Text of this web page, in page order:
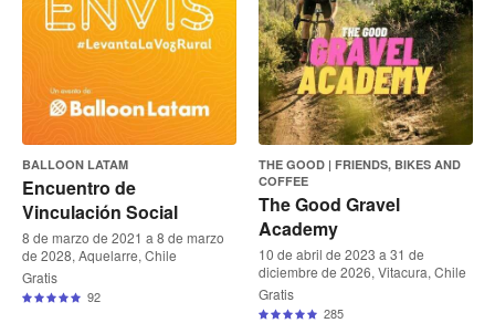
BALLOON LATAM
Encuentro de
Vinculación Social
8 de marzo de 2021 a 8 de marzo
de 2028, Aquelarre, Chile
Gratis
92
THE GOOD | FRIENDS, BIKES AND
COFFEE
The Good Gravel
Academy
10 de abril de 2023 a 31 de
diciembre de 2026, Vitacura, Chile
Gratis
285